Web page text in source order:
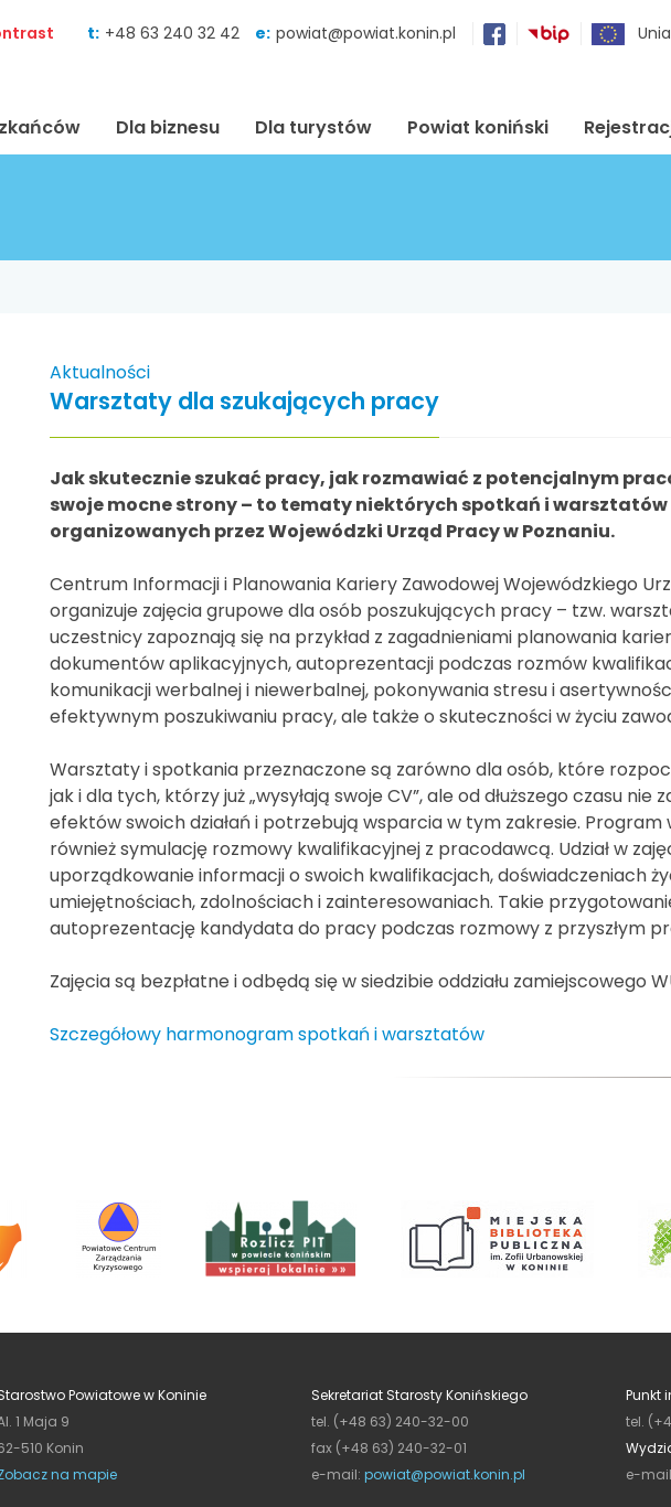
t: +48 63 240 32 42 e: powiat@powiat.konin.pl
Dla biznesu Dla turystów Powiat koniński
Aktualności
Warsztaty dla szukających pracy
Jak skutecznie szukać pracy, jak rozmawiać z potencjalnym
swoje mocne strony – to tematy niektórych spotkań i
organizowanych przez Wojewódzki Urząd Pracy w Poznaniu.
Centrum Informacji i Planowania Kariery Zawodowej Wojewódzkiego
organizuje zajęcia grupowe dla osób poszukujących pracy – tzw.
uczestnicy zapoznają się na przykład z zagadnieniami planowania
dokumentów aplikacyjnych, autoprezentacji podczas rozmów
komunikacji werbalnej i niewerbalnej, pokonywania stresu i
efektywnym poszukiwaniu pracy, ale także o skuteczności w życiu
Warsztaty i spotkania przeznaczone są zarówno dla osób, które
jak i dla tych, którzy już „wysyłają swoje CV”, ale od dłuższego czasu
efektów swoich działań i potrzebują wsparcia w tym zakresie.
również symulację rozmowy kwalifikacyjnej z pracodawcą. Udział w
uporządkowanie informacji o swoich kwalifikacjach, doświadczeniach
umiejętnościach, zdolnościach i zainteresowaniach. Takie
autoprezentację kandydata do pracy podczas rozmowy z przyszłym
Zajęcia są bezpłatne i odbędą się w siedzibie oddziału zamiejscowego
Szczegółowy harmonogram spotkań i warsztatów
Powiatowe w Koninie
1 Maja 9
510 Konin
na mapie
Sekretariat Starosty Konińskiego
tel. (+48 63) 240-32-00
fax (+48 63) 240-32-01
e-mail: powiat@powiat.konin.pl
Punkt
tel.
e-